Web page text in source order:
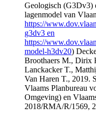
Geologisch (G3Dv3)
lagenmodel van
https://
g3dv3 en
https://
model-h3dv20)
Broothaers M., Dirix
Lanckacker T.,
Van Haren T., 2019.
Vlaams Planbureau
Omgeving) en
2018/RMA/R/1569,